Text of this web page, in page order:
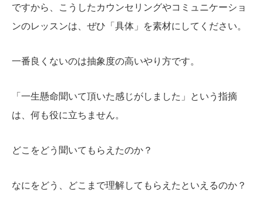
ですから、こうしたカウンセリングやコミュニケーショ
ンのレッスンは、ぜひ「具体」を素材にしてください。
一番良くないのは抽象度の高いやり方です。
「一生懸命聞いて頂いた感じがしました」という指摘
は、何も役に立ちません。
どこをどう聞いてもらえたのか？
なにをどう、どこまで理解してもらえたといえるのか？